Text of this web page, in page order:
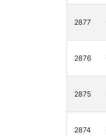
2877
2876
2875
2874